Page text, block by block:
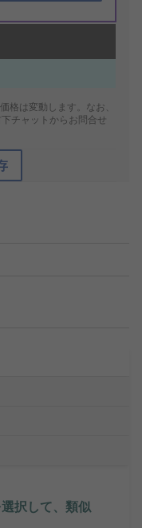
格は変動します。なお、
チャットからお問合せ
択して、類似